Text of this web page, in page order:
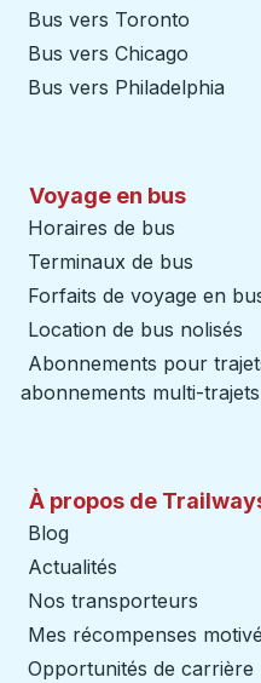
Bus vers Toronto
Bus vers Chicago
Bus vers Philadelphia
Voyage en bus
Horaires de bus
Terminaux de bus
Forfaits de voyage en
Location de bus nolisés
Abonnements pour
abonnements multi-trajets
À propos de
Blog
Actualités
Nos transporteurs
Mes récompenses
Opportunités de carrière